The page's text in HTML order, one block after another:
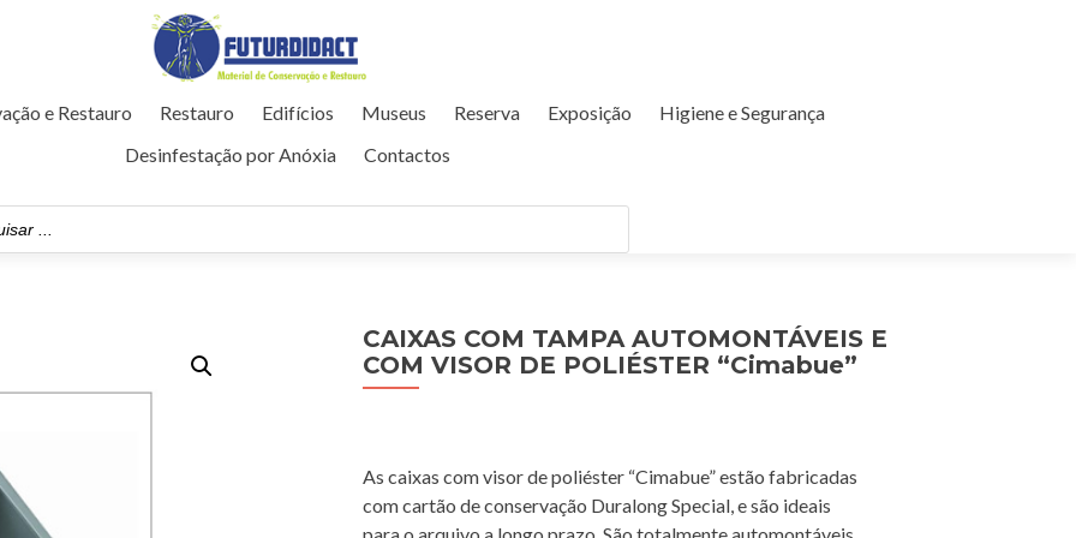
e Restauro Restauro Edifícios Museus Reserva Exposição
Higiene e Segurança
Desinfestação por Anóxia
Contactos
CAIXAS COM TAMPA AUTOMONTÁVEIS E
COM VISOR DE POLIÉSTER “Cimabue”
As caixas com visor de poliéster “Cimabue” estão fabricadas
com cartão de conservação Duralong Special, e são ideais